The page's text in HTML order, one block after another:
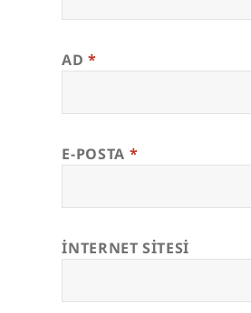
AD*
E-POSTA *
İNTERNET SITESI